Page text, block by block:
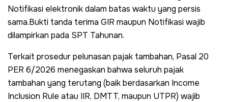
Notifikasi elektronik dalam batas waktu yang persis
sama.Bukti tanda terima GIR maupun Notifikasi wajib
dilampirkan pada SPT Tahunan.
Terkait prosedur pelunasan pajak tambahan, Pasal 20
PER 6/2026 menegaskan bahwa seluruh pajak
tambahan yang terutang (baik berdasarkan Income
Inclusion Rule atau IIR, DMTT, maupun UTPR) wajib